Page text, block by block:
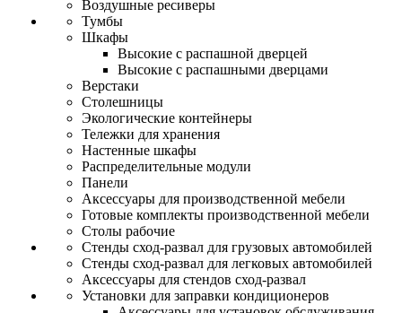
Воздушные ресиверы
Тумбы
Шкафы
Высокие с распашной дверцей
Высокие с распашными дверцами
Верстаки
Столешницы
Экологические контейнеры
Тележки для хранения
Настенные шкафы
Распределительные модули
Панели
Аксессуары для производственной мебели
Готовые комплекты производственной мебели
Столы рабочие
Стенды сход-развал для грузовых автомобилей
Стенды сход-развал для легковых автомобилей
Аксессуары для стендов сход-развал
Установки для заправки кондиционеров